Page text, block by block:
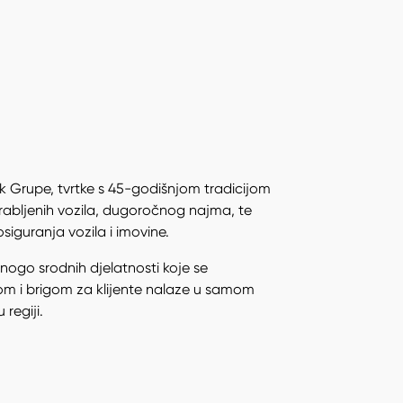
Grupe, tvrtke s 45-godišnjom tradicijom
vozila, dugoročnog najma, te
vozila i imovine.
srodnih djelatnosti koje se
i brigom za klijente nalaze u samom
regiji.